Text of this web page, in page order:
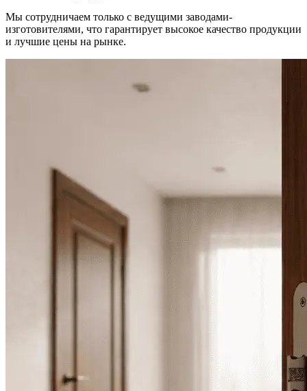
Мы сотрудничаем только с ведущими заводами-
изготовителями, что гарантирует высокое качество продукции
и лучшие цены на рынке.